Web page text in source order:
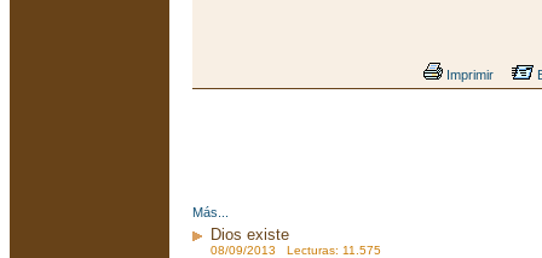
Imprimir
Más...
Dios existe
08/09/2013 Lecturas: 11.575